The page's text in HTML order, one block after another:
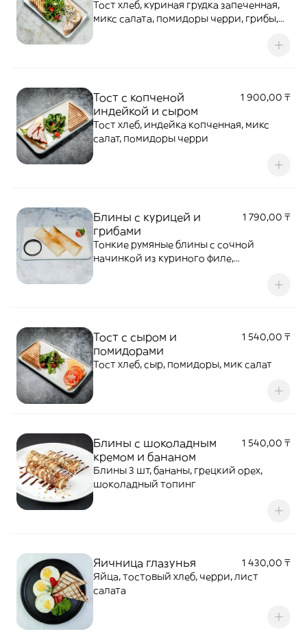
Тост хлеб, куриная грудка запеченная,
микс салата, помидоры черри, грибы,
Тост с копченой
индейкой и сыром
1 900,00 ₸
Тост хлеб, индейка копченная, микс
салат, помидоры черри
Блины с курицей и
грибами
1 790,00 ₸
Тонкие румяные блины с сочной
начинкой из куриного филе,
Тост с сыром и
помидорами
1 540,00 ₸
Тост хлеб, сыр, помидоры, мик салат
Блины с шоколадным
кремом и бананом
1 540,00 ₸
Блины 3 шт, бананы, грецкий орех,
шоколадный топинг
Яичница глазунья
1 430,00 ₸
Яйца, тостовый хлеб, черри, лист
салата